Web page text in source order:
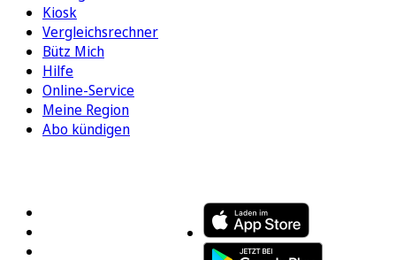
Kiosk
Vergleichsrechner
Bütz Mich
Hilfe
Online-Service
Meine Region
Abo kündigen